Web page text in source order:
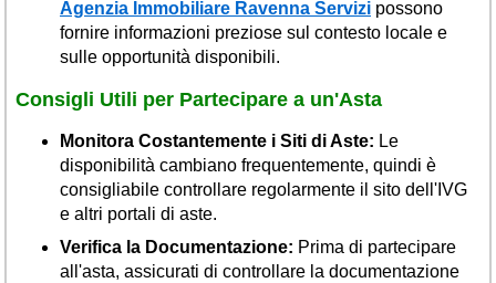
Agenzia Immobiliare Ravenna Servizi possono
fornire informazioni preziose sul contesto locale e
sulle opportunità disponibili.
Consigli Utili per Partecipare a un'Asta
Monitora Costantemente i Siti di Aste: Le
disponibilità cambiano frequentemente, quindi è
consigliabile controllare regolarmente il sito dell'IVG
e altri portali di aste.
Verifica la Documentazione: Prima di partecipare
all'asta, assicurati di controllare la documentazione